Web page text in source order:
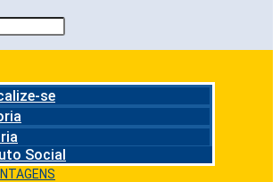
se
Social